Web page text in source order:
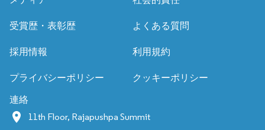
受賞歴・表彰歴 よくある質問
採用情報 利用規約
プライバシーポリシー クッキーポリシー
連絡
11th Floor, Rajapushpa Summit